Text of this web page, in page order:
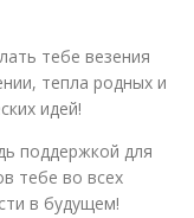
тебе везения
тепла родных и
идей!
поддержкой для
тебе во всех
в будущем!